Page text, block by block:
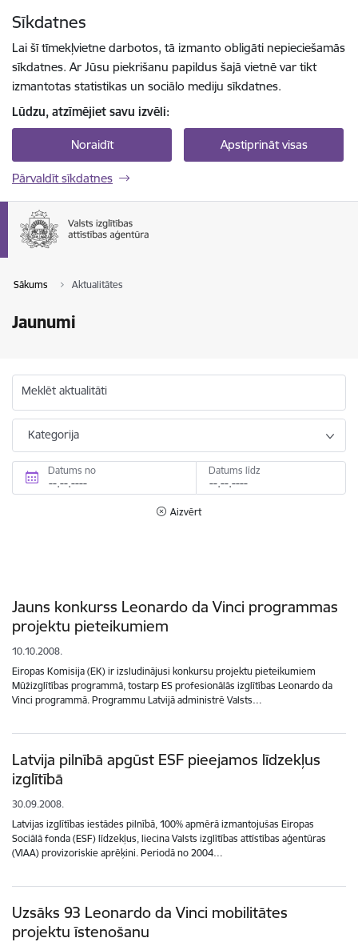
Sīkdatnes
Lai šī tīmekļvietne darbotos, tā izmanto obligāti nepieciešamās
sīkdatnes. Ar Jūsu piekrišanu papildus šajā vietnē var tikt
izmantotas statistikas un sociālo mediju sīkdatnes.
Lūdzu, atzīmējiet savu izvēli:
Noraidīt Apstiprināt visas
Pārvaldīt sīkdatnes
Sākums Aktualitātes
Jaunumi
Meklēt aktualitāti
Kategorija
Datums no Datums līdz
Aizvērt
Jauns konkurss Leonardo da Vinci programmas
projektu pieteikumiem
10.10.2008.
Eiropas Komisija (EK) ir izsludinājusi konkursu projektu pieteikumiem
Mūžizglītības programmā, tostarp ES profesionālās izglītības Leonardo da
Vinci programmā. Programmu Latvijā administrē Valsts…
Latvija pilnībā apgūst ESF pieejamos līdzekļus
izglītībā
30.09.2008.
Latvijas izglītības iestādes pilnībā, 100% apmērā izmantojušas Eiropas
Sociālā fonda (ESF) līdzekļus, liecina Valsts izglītības attīstības aģentūras
(VIAA) provizoriskie aprēķini. Periodā no 2004…
Uzsāks 93 Leonardo da Vinci mobilitātes
projektu īstenošanu